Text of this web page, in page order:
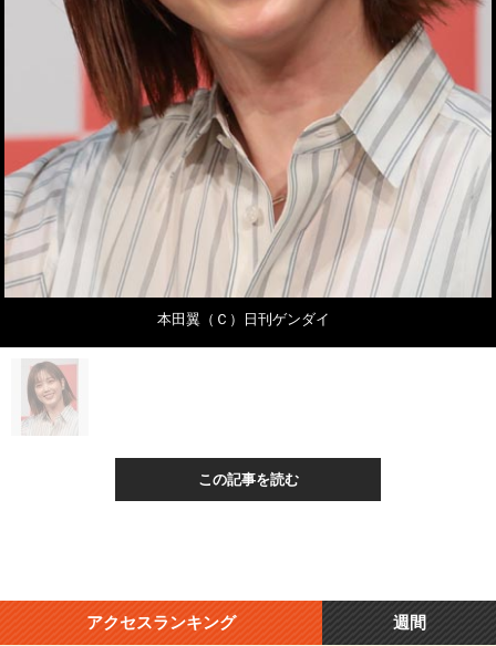
本田翼（Ｃ）日刊ゲンダイ
この記事を読む
アクセスランキング 週間